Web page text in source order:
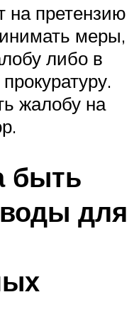
на претензию
меры,
либо в
жалобу на
быть
для